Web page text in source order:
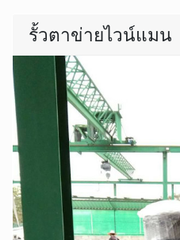
รั้วตาข่ายไวน์แมน